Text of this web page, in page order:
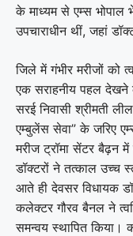
के माध्यम से एम्स भोपाल
उपचाराधीन थीं, जहां
जिले में गंभीर मरीजों को
एक सराहनीय पहल देखने
सरई निवासी श्रीमती
एम्बुलेंस सेवा” के जरिए
मरीज ट्रॉमा सेंटर बैढ़न में
डॉक्टरों ने तत्काल उच्च
आते ही देवसर विधायक
कलेक्टर गौरव बैनल ने
समन्वय स्थापित किया।